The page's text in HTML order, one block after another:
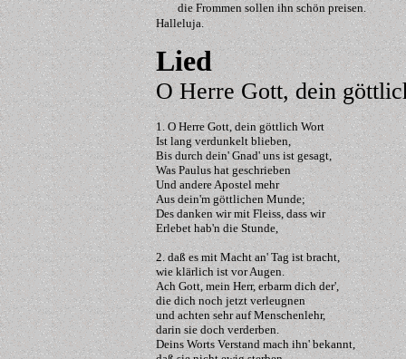
die Frommen sollen ihn schön preisen.
Halleluja.
Lied
O Herre Gott, dein
1. O Herre Gott, dein göttlich Wort
Ist lang verdunkelt blieben,
Bis durch dein' Gnad' uns ist gesagt,
Was Paulus hat geschrieben
Und andere Apostel mehr
Aus dein'm göttlichen Munde;
Des danken wir mit Fleiss, dass wir
Erlebet hab'n die Stunde,
2. daß es mit Macht an' Tag ist bracht,
wie klärlich ist vor Augen.
Ach Gott, mein Herr, erbarm dich der',
die dich noch jetzt verleugnen
und achten sehr auf Menschenlehr,
darin sie doch verderben.
Deins Worts Verstand mach ihn' bekannt,